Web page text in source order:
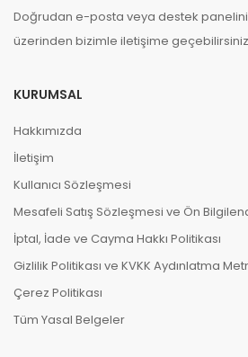
Doğrudan e-posta veya destek
üzerinden bizimle iletişime
KURUMSAL
Hakkımızda
İletişim
Kullanıcı Sözleşmesi
Mesafeli Satış Sözleşmesi ve Ön
İptal, İade ve Cayma Hakkı Politikası
Gizlilik Politikası ve KVKK Aydınlatma
Çerez Politikası
Tüm Yasal Belgeler